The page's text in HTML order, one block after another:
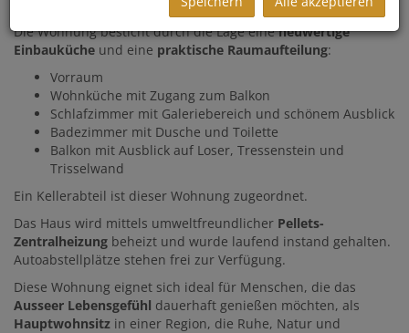
Die Wohnung besticht durch die Lage eineneuwertige
Einbauküche und eine praktische Raumaufteilung:
Vorraum
Wohnküche mit Zugang zum Balkon
Schlafzimmer mit Galeriebereich und schönem Ausblick
Badezimmer mit Dusche und Toilette
Balkon mit Ausblick auf Loser, Tressenstein und
Trisselwand
Ein Kellerabteil ist dieser Wohnung zugeordnet.
Das Haus wird mittels umweltfreundlicher Pellets-
Zentralheizung beheizt und wurde laufend instand gehalten.
Autoabstellplätze stehen frei zur Verfügung.
Diese Wohnung eignet sich ideal für Menschen, die das
Ausseer Lebensgefühl dauerhaft genießen möchten, als
Hauptwohnsitz in einer Region, die Ruhe, Natur und